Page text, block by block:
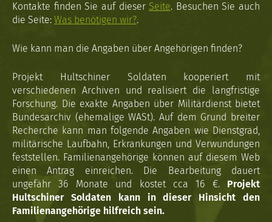
Kontakte finden Sie auf dieser Seite. Besuchen Sie auch
die Seite: Was benötigen wir?.
Wie kann man die Angaben über Angehörigen finden?
Projekt Hultschiner Soldaten kooperiert mit
verschiedenen Archiven und realisiert die langfristige
Forschung. Die exakte Angaben über Militärdienst bietet
Bundesarchiv (ehemalige WASt). Auf dem Grund breiter
Recherche kann man folgende Angaben wie Dienstgrad,
militärische Laufbahn, Erkrankungen und Verwundungen
feststellen. Familienangehörige können auf diesem Web
einen Antrag einreichen. Die Bearbeitung dauert
ungefähr 36 Monate und kostet cca 16 €. Projekt
Hultschiner Soldaten kann in dieser Hinsicht den
Familienangehörige hilfreich sein.